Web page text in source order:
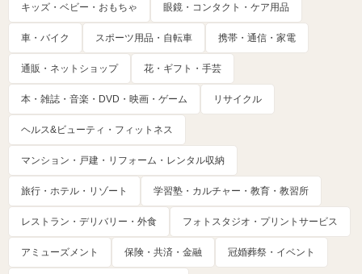
キッズ・ベビー・おもちゃ 眼鏡・コンタクト・ケア用品
車・バイク スポーツ用品・自転車 携帯・通信・家電
通販・ネットショップ 花・ギフト・手芸
本・雑誌・音楽・DVD・映画・ゲーム リサイクル
ヘルス&ビューティ・フィットネス
マンション・戸建・リフォーム・レンタル収納
旅行・ホテル・リゾート 学習塾・カルチャー・教育・教習所
レストラン・デリバリー・外食 フォトスタジオ・プリントサービス
アミューズメント 保険・共済・金融 冠婚葬祭・イベント